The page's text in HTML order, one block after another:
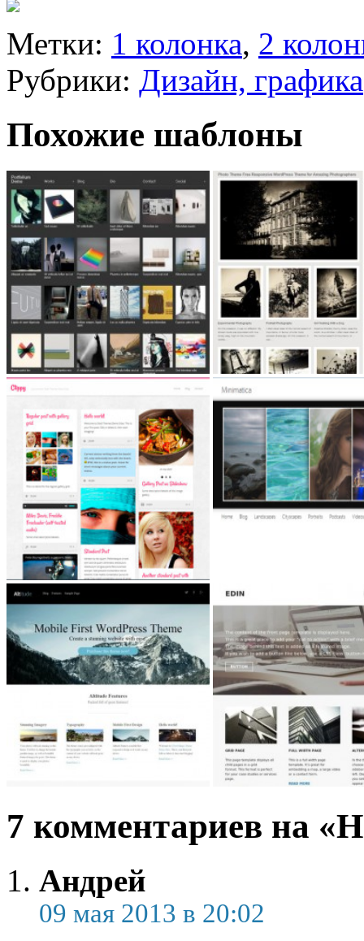
Метки: 1 колонка, 2
Рубрики: Дизайн, графика
Похожие шаблоны
7 комментариев на
Андрей
09 мая 2013 в 20:02